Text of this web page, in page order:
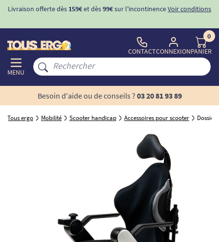
Livraison offerte dès 159€et dès99€sur l'incontinenceVoir conditions
MENU
CONTACTCONNEXION
0
PANIER
Besoin d'aide ou de conseils ? 03 20 81 93 89
Tous ergo Mobilité Scooter handicap Accessoires pour scooter Dossier